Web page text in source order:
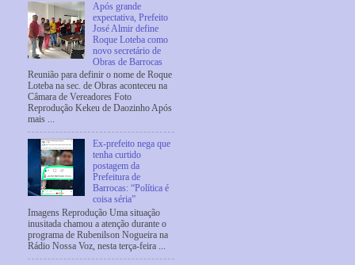
Após grande
expectativa, Prefeito
José Almir define
Roque Loteba como
novo secretário de
Obras de Barrocas
Reunião para definir o nome de Roque
Loteba na sec. de Obras aconteceu na
Câmara de Vereadores Foto
Reprodução Kekeu de Daozinho Após
mais ...
Ex-prefeito nega que
tenha curtido
postagem da
Prefeitura de
Barrocas: “Política é
coisa séria”
Imagens Reprodução Uma situação
inusitada chamou a atenção durante o
programa de Rubenilson Nogueira na
Rádio Nossa Voz, nesta terça-feira ...